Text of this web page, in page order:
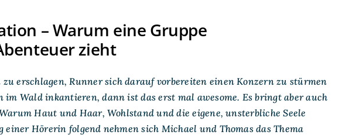
– Warum eine Gruppe
zieht
erschlagen, Runner sich darauf vorbereiten einen Konzern zu stürmen
Wald inkantieren, dann ist das erst mal awesome. Es bringt aber auch
Haut und Haar, Wohlstand und die eigene, unsterbliche Seele
Hörerin folgend nehmen sich Michael und Thomas das Thema